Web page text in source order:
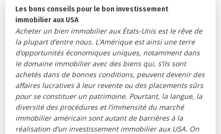
Les bons conseils pour le bon investissement
immobilier aux USA
Acheter un bien immobilier aux États-Unis est le rêve de
la plupart d’entre nous. L’Amérique est ainsi une terre
d’opportunités économiques uniques, notamment dans
le domaine immobilier avec des biens qui, s’ils sont
achetés dans de bonnes conditions, peuvent devenir des
affaires lucratives à leur revente ou des placements sûrs
pour se constituer un patrimoine. Pourtant, la langue, la
diversité des procédures et l’immensité du marché
immobilier américain sont autant de barrières à la
réalisation d’un investissement immobilier aux USA. On